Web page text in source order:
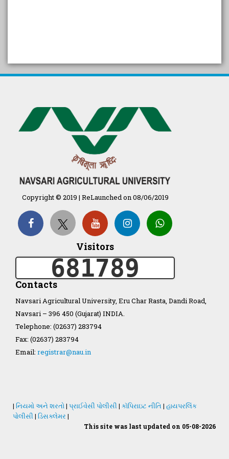
પ્રાકૃતિક કૃષિ (ખેતી)
દેશી ગાય આધારિત પ્રાકૃતિક ખેતી
गुणवत्ता युक्त कृषि-शिक्षा एक पहल" - भारतीय
कृषि अनुसंधान परिषद की 25वीं अखिल
Organization Structure
ખેડુત માર્ગદર્શિકા
Accreditation Certificate
NAU Statute(Revised)
Copyright © 2019 | ReLaunched on 08/06/2019
Visitors
681789
Contacts
Navsari Agricultural University, Eru Char Rasta, Dandi Road,
Navsari – 396 450 (Gujarat) INDIA.
Telephone: (02637) 283794
Fax: (02637) 283794
Email: registrar@nau.in
| નિયમો અને શરતો| પ્રાઈવેસી પોલીસી | કૉપિરાઇટ નીતિ | હાયપરલિંક
પોલીસી | ડિસક્લેમર |
This site was last updated on 05-08-2026